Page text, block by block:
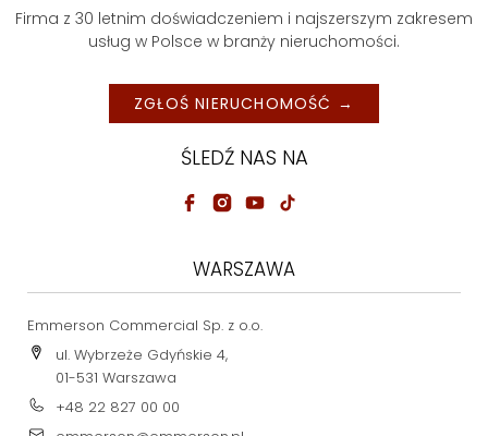
Firma z 30 letnim doświadczeniem i najszerszym zakresem
usług w Polsce w branży nieruchomości.
ZGŁOŚ NIERUCHOMOŚĆ →
ŚLEDŹ NAS NA
WARSZAWA
Emmerson Commercial Sp. z o.o.
ul. Wybrzeże Gdyńskie 4,
01-531 Warszawa
+48 22 827 00 00